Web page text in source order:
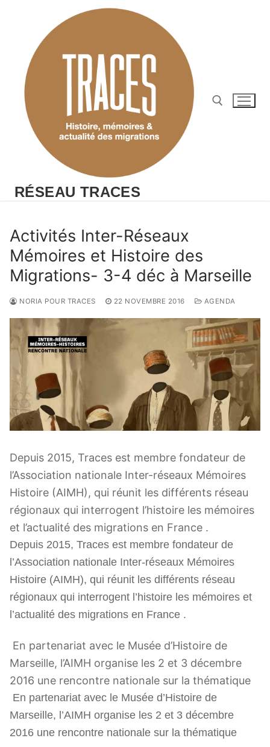
RÉSEAU TRACES
Activités Inter-Réseaux
Mémoires et Histoire des
Migrations- 3-4 déc à Marseille
NORIA POUR TRACES 22 NOVEMBRE 2016 AGENDA
Depuis 2015, Traces est membre fondateur de
l’Association nationale Inter-réseaux Mémoires
Histoire (AIMH), qui réunit les différents réseau
régionaux qui interrogent l’histoire les mémoires
et l’actualité des migrations en France .
Depuis 2015, Traces est membre fondateur de
l’Association nationale Inter-réseaux Mémoires
Histoire (AIMH), qui réunit les différents réseau
régionaux qui interrogent l’histoire les mémoires et
l’actualité des migrations en France .
En partenariat avec le Musée d’Histoire de
Marseille, l’AIMH organise les 2 et 3 décembre
2016 une rencontre nationale sur la thématique
En partenariat avec le Musée d’Histoire de
Marseille, l’AIMH organise les 2 et 3 décembre
2016 une rencontre nationale sur la thématique